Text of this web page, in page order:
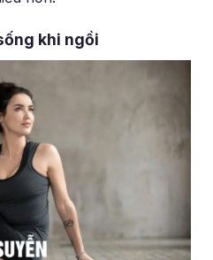
khi ngồi